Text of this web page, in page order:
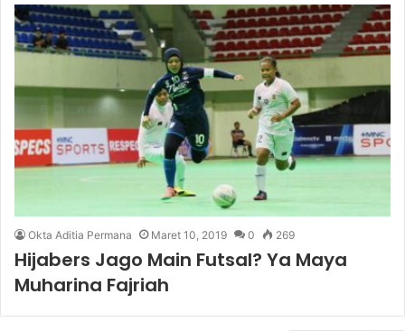
Okta Aditia Permana Maret 10, 2019 0 269
Hijabers Jago Main Futsal? Ya Maya
Muharina Fajriah